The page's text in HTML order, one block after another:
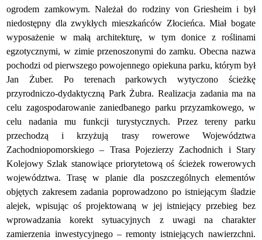
ogrodem zamkowym. Należał do rodziny von Griesheim i był
niedostępny dla zwykłych mieszkańców Złocieńca. Miał bogate
wyposażenie w małą architekturę, w tym donice z roślinami
egzotycznymi, w zimie przenoszonymi do zamku. Obecna nazwa
pochodzi od pierwszego powojennego opiekuna parku, którym był
Jan Żuber. Po terenach parkowych wytyczono ścieżkę
przyrodniczo-dydaktyczną Park Żubra. Realizacja zadania ma na
celu zagospodarowanie zaniedbanego parku przyzamkowego, w
celu nadania mu funkcji turystycznych. Przez tereny parku
przechodzą i krzyżują trasy rowerowe Województwa
Zachodniopomorskiego – Trasa Pojezierzy Zachodnich i Stary
Kolejowy Szlak stanowiące priorytetową oś ścieżek rowerowych
województwa. Trasę w planie dla poszczególnych elementów
objętych zakresem zadania poprowadzono po istniejącym śladzie
alejek, wpisując oś projektowaną w jej istniejący przebieg bez
wprowadzania korekt sytuacyjnych z uwagi na charakter
zamierzenia inwestycyjnego – remonty istniejących nawierzchni.